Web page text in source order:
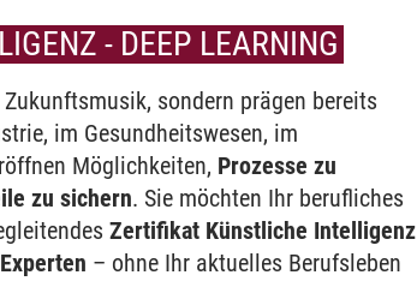
- DEEP LEARNING
sondern prägen bereits
im Gesundheitswesen, im
Möglichkeiten, Prozesse zu
zu sichern. Sie möchten Ihr berufliches
Zertifikat Künstliche Intelligenz
– ohne Ihr aktuelles Berufsleben